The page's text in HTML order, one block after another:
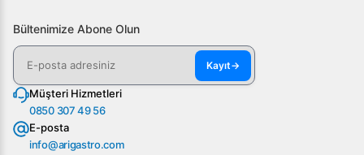
Bültenimize Abone Olun
Kayıt→
Müşteri Hizmetleri
0850 307 49 56
E-posta
info@arigastro.com